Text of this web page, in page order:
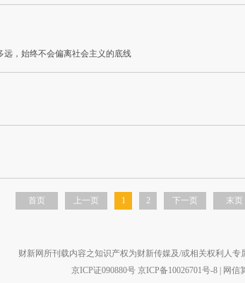
远，始终不会偏离社会主义的底线
首页 上一页 1 2 下一页 末页
财新网所刊载内容之知识产权为财新传媒及/或相关权利人
京ICP证090880号 京ICP备10026701号-8 网信